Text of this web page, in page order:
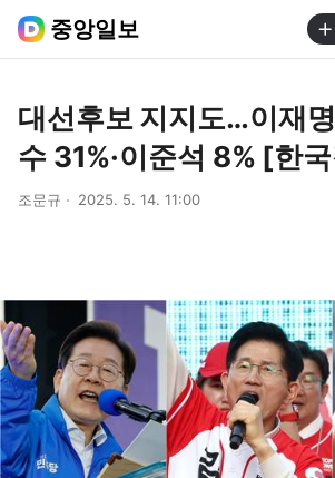
중앙일보
대선후보 지지도…이재
수 31%·이준석 8% [한
조문규 2025. 5. 14. 11:00